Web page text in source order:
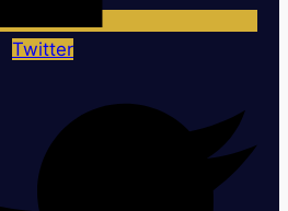
Twitter